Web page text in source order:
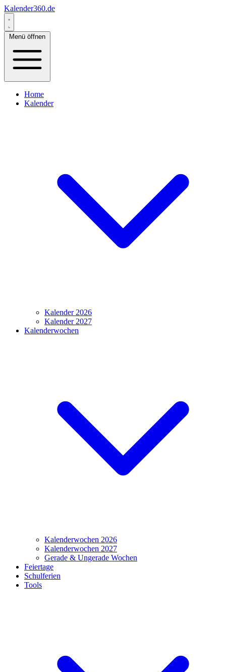
Kalender360.de
Menü öffnen
Home
Kalender
Kalender 2026
Kalender 2027
Kalenderwochen
Kalenderwochen 2026
Kalenderwochen 2027
Gerade & Ungerade Wochen
Feiertage
Schulferien
Tools